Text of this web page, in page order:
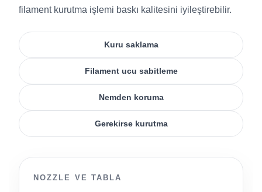
filament kurutma işlemi baskı kalitesini iyileştirebilir.
Kuru saklama
Filament ucu sabitleme
Nemden koruma
Gerekirse kurutma
NOZZLE VE TABLA